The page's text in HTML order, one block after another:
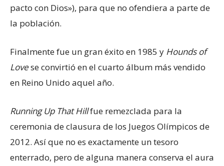
pacto con Dios»), para que no ofendiera a parte de
la población.
Finalmente fue un gran éxito en 1985 y Hounds of
Lovese convirtió en el cuarto álbum más vendido
en Reino Unido aquel año.
Running Up That Hillfue remezclada para la
ceremonia de clausura de los Juegos Olímpicos de
2012. Así que no es exactamente un tesoro
enterrado, pero de alguna manera conserva el aura